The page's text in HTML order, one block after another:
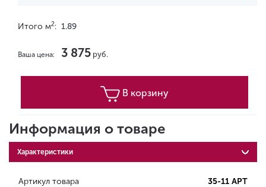
Итого м2: 1.89
Ваша цена: 3 875 руб.
В корзину
Информация о товаре
Характеристики
Артикул товара 35-11 APT